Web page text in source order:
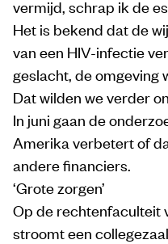
vermijd, schrap ik de
Het is bekend dat de
van een HIV-infectie
geslacht, de omgeving
Dat wilden we verder
In juni gaan de
Amerika verbetert of
andere financiers.
‘Grote zorgen’
Op de rechtenfaculteit
stroomt een